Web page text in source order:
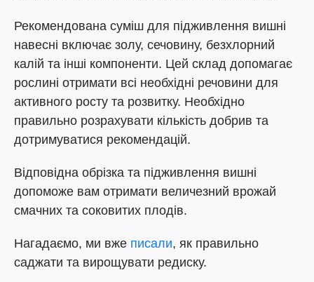
Рекомендована суміш для підживлення вишні
навесні включає золу, сечовину, безхлорний
калій та інші компоненти. Цей склад допомагає
рослині отримати всі необхідні речовини для
активного росту та розвитку. Необхідно
правильно розрахувати кількість добрив та
дотримуватися рекомендацій.
Відповідна обрізка та підживлення вишні
допоможе вам отримати величезний врожай
смачних та соковитих плодів.
Нагадаємо, ми вже писали, як правильно
саджати та вирощувати редиску.